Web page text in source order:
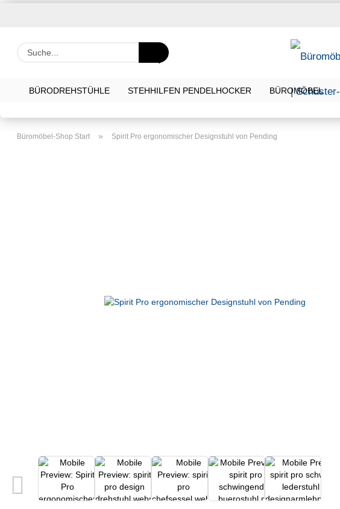
Suche...
BÜRODREHSTÜHLE STEHHILFEN PENDELHOCKER BÜROMÖBEL
Büromöbel-Shop Start » Spirit Pro ergonomischer Designstuhl von Pending